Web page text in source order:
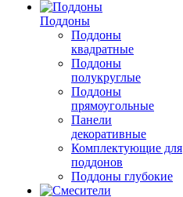
Поддоны
Поддоны
квадратные
Поддоны
полукруглые
Поддоны
прямоугольные
Панели
декоративные
Комплектующие для
поддонов
Поддоны глубокие